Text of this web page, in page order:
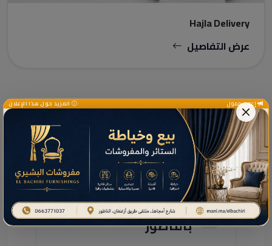
Hajla Delivery
عرض التفاصيل
دليل الخدمات ومعلومات إضافية
دليل خدمات هذا النشاط
بالناظور
إعلان ممول المزيد حول هذا الإعلان